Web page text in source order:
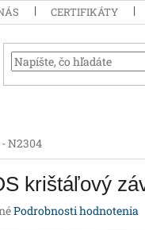
CERTIFIKÁTY
N2304
krištáľový
Podrobnosti hodnotenia